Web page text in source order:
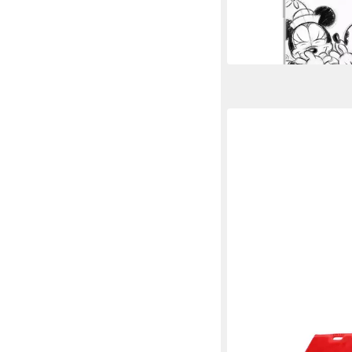
in 4-5 Werktagen bei dir